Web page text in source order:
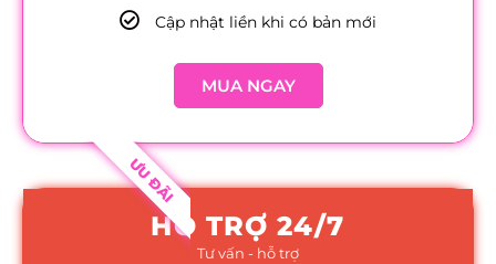
Cập nhật liền khi có bản mới
MUA NGAY
ƯU ĐÃI
HỖ TRỢ 24/7
Tư vấn - hỗ trợ